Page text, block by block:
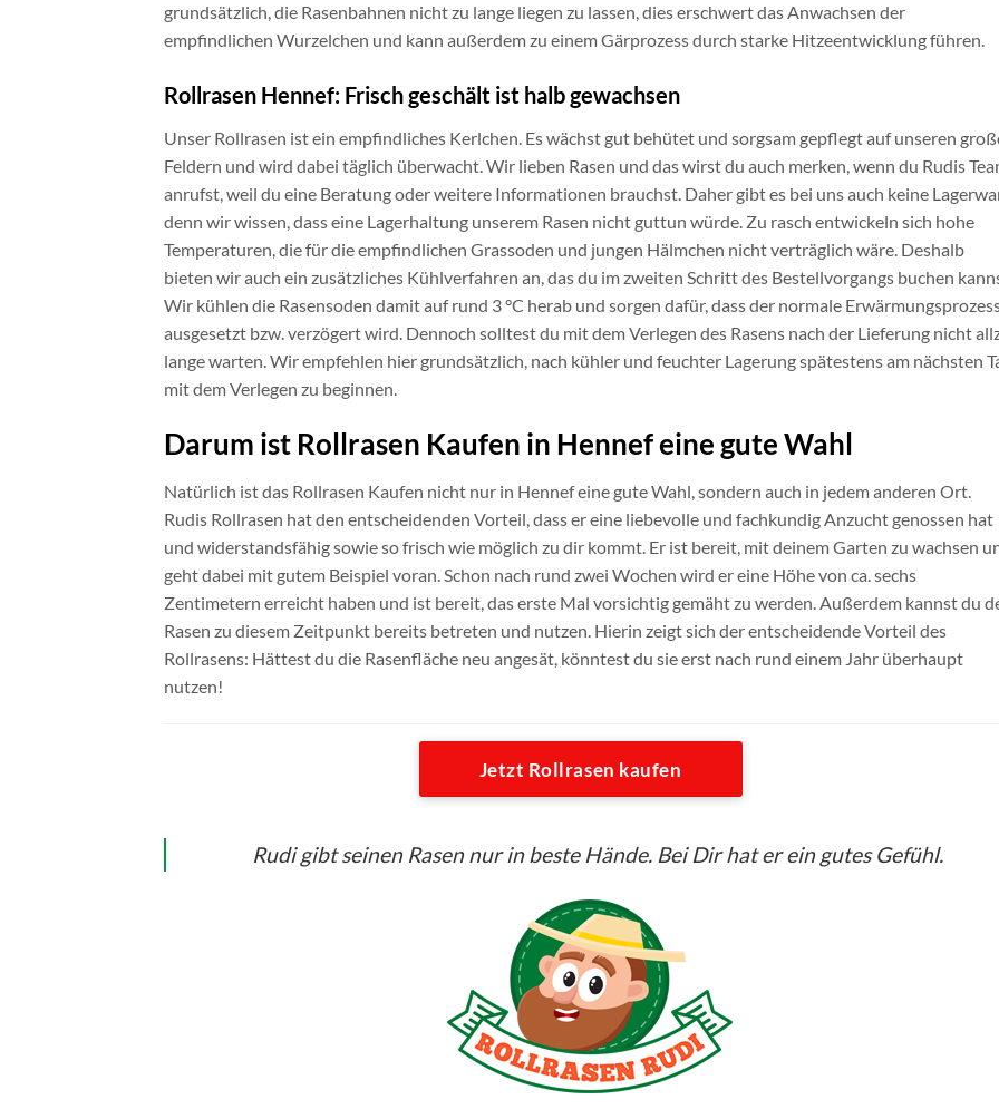
grundsätzlich, die Rasenbahnen nicht zu lange liegen zu lassen, dies erschwert das Anwachsen der
empfindlichen Wurzelchen und kann außerdem zu einem Gärprozess durch starke Hitzeentwicklung führen.
Rollrasen Hennef: Frisch geschält ist halb gewachsen
Unser Rollrasen ist ein empfindliches Kerlchen. Es wächst gut behütet und sorgsam gepflegt auf unseren
Feldern und wird dabei täglich überwacht. Wir lieben Rasen und das wirst du auch merken, wenn du Rudis
anrufst, weil du eine Beratung oder weitere Informationen brauchst. Daher gibt es bei uns auch keine
denn wir wissen, dass eine Lagerhaltung unserem Rasen nicht guttun würde. Zu rasch entwickeln sich hohe
Temperaturen, die für die empfindlichen Grassoden und jungen Hälmchen nicht verträglich wäre. Deshalb
bieten wir auch ein zusätzliches Kühlverfahren an, das du im zweiten Schritt des Bestellvorgangs buchen
Wir kühlen die Rasensoden damit auf rund 3 °C herab und sorgen dafür, dass der normale
ausgesetzt bzw. verzögert wird. Dennoch solltest du mit dem Verlegen des Rasens nach der Lieferung nicht
lange warten. Wir empfehlen hier grundsätzlich, nach kühler und feuchter Lagerung spätestens am nächsten
mit dem Verlegen zu beginnen.
Darum ist Rollrasen Kaufen in Hennef eine gute Wahl
Natürlich ist das Rollrasen Kaufen nicht nur in Hennef eine gute Wahl, sondern auch in jedem anderen Ort.
Rudis Rollrasen hat den entscheidenden Vorteil, dass er eine liebevolle und fachkundig Anzucht genossen hat
und widerstandsfähig sowie so frisch wie möglich zu dir kommt. Er ist bereit, mit deinem Garten zu wachsen
geht dabei mit gutem Beispiel voran. Schon nach rund zwei Wochen wird er eine Höhe von ca. sechs
Zentimetern erreicht haben und ist bereit, das erste Mal vorsichtig gemäht zu werden. Außerdem kannst du
Rasen zu diesem Zeitpunkt bereits betreten und nutzen. Hierin zeigt sich der entscheidende Vorteil des
Rollrasens: Hättest du die Rasenfläche neu angesät, könntest du sie erst nach rund einem Jahr überhaupt
nutzen!
Jetzt Rollrasen kaufen
Rudi gibt seinen Rasen nur in beste Hände. Bei Dir hat er ein gutes Gefühl.